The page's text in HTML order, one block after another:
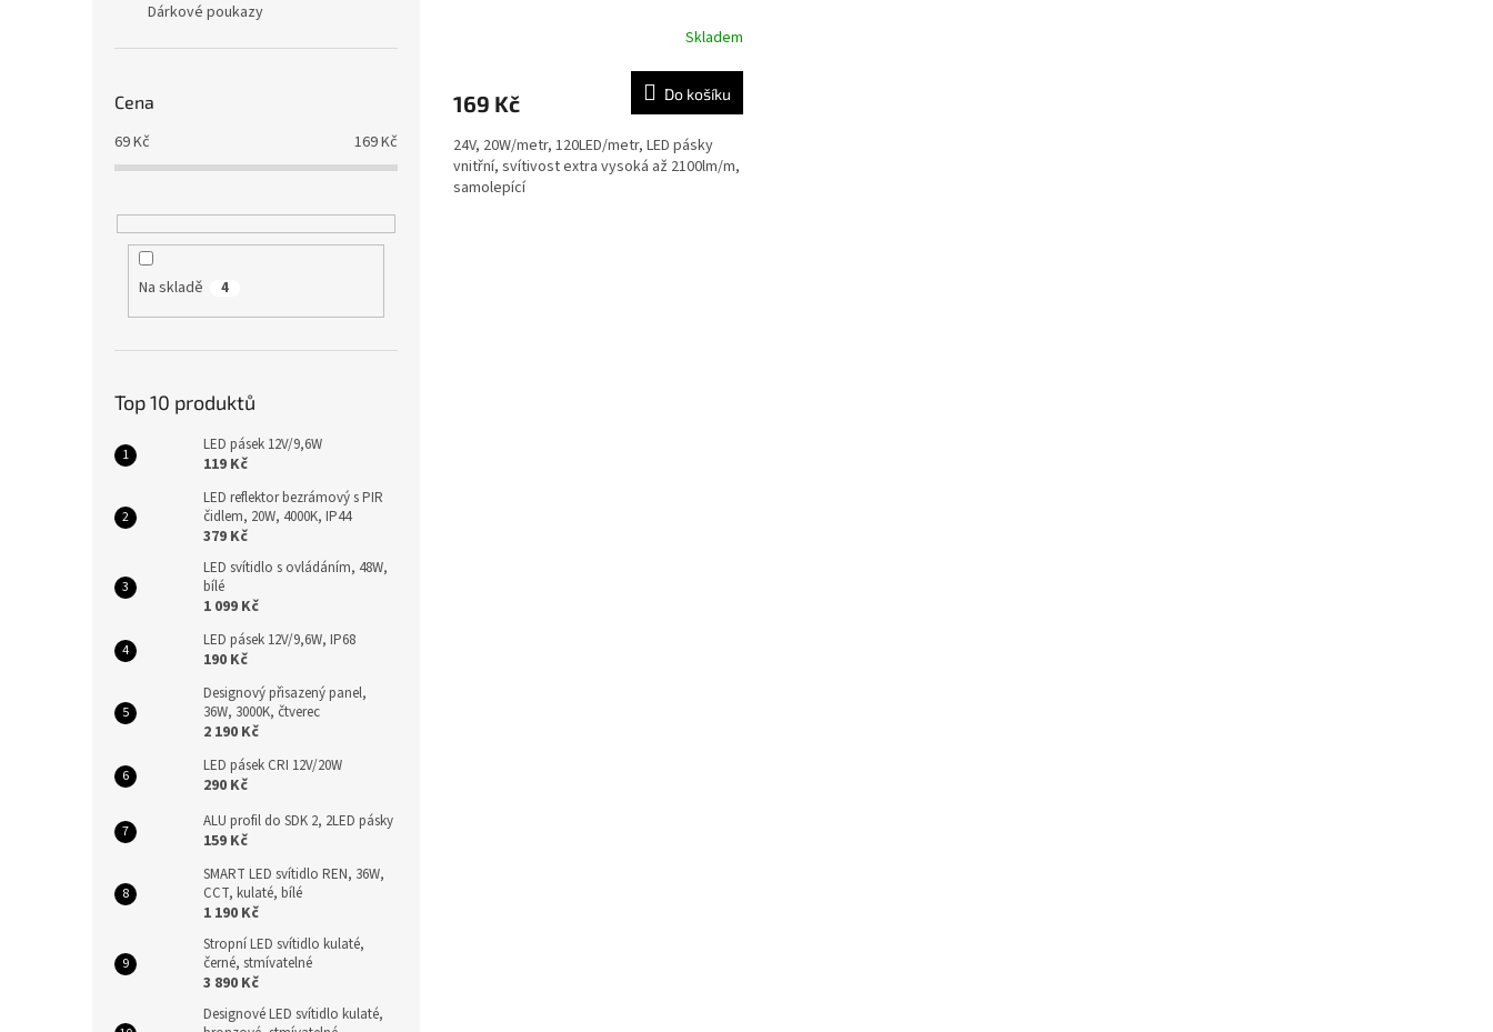
Dárkové poukazy
Cena
69Kč 169Kč
Na skladě 4
Top 10 produktů
LED pásek 12V/9,6W
119 Kč
LED reflektor bezrámový s PIR
čidlem, 20W, 4000K, IP44
379 Kč
LED svítidlo s ovládáním, 48W,
bílé
1 099 Kč
LED pásek 12V/9,6W, IP68
190 Kč
Designový přisazený panel,
36W, 3000K, čtverec
2 190 Kč
LED pásek CRI 12V/20W
290 Kč
ALU profil do SDK 2, 2LED pásky
159 Kč
SMART LED svítidlo REN, 36W,
CCT, kulaté, bílé
1 190 Kč
Stropní LED svítidlo kulaté,
černé, stmívatelné
3 890 Kč
Designové LED svítidlo kulaté,
Skladem
169 Kč Do košíku
24V, 20W/metr, 120LED/metr, LED pásky
vnitřní, svítivost extra vysoká až 2100lm/m,
samolepící